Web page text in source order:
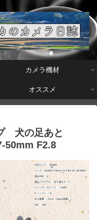
カメラ機材
オススメ
犬の足あと
50mm F2.8